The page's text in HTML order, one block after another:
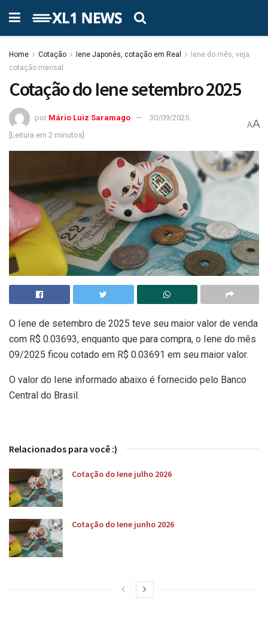
Home Cotação Iene Japonês, cotação em Real
Iene do mês, veja
cotação mensal
Cotação do Iene setembro 2025
por Mário Luiz Saramago
30/09/2025
[Leitura em 2 minutos]
AA
O Iene de setembro de 2025 teve seu maior valor de venda
com R$ 0.03693, enquanto que para compra, o Iene do mês
09/2025 ficou cotado em R$ 0.03691 em seu maior valor.
O valor do Iene informado abaixo é fornecido pelo Banco
Central do Brasil.
Relacionados para você :)
Cotação do Iene julho 2026
Cotação do Iene junho 2026